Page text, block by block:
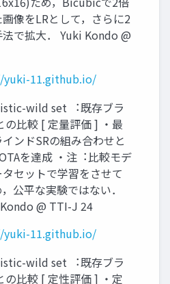
像をLRとして，さらに2
で拡⼤． Yuki Kondo @
11.github.io/
wild set ︓既存ブラ
の⽐較 [ 定量評価 ] ・最
ンドSRの組み合わせと
を達成 ・注︓⽐較モデ
セットで学習をさせて
公平な実験ではない．
@ TTI-J 24
11.github.io/
wild set ︓既存ブラ
の⽐較 [ 定性評価 ] ・定